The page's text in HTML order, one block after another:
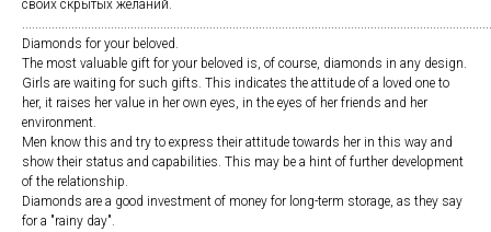
своих скрытых желаний.
Diamonds for your beloved.
The most valuable gift for your beloved is, of course, diamonds in any design.
Girls are waiting for such gifts. This indicates the attitude of a loved one to
her, it raises her value in her own eyes, in the eyes of her friends and her
environment.
Men know this and try to express their attitude towards her in this way and
show their status and capabilities. This may be a hint of further development
of the relationship.
Diamonds are a good investment of money for long-term storage, as they say
for a "rainy day".